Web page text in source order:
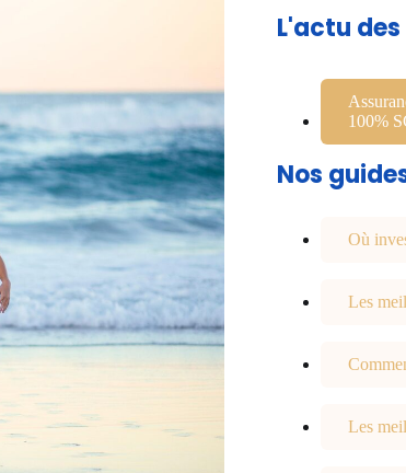
L'actu
100%
Nos
Où
Les
Les